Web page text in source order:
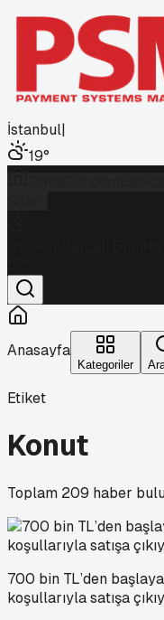
İstanbul|
19°
Anasayfa
Kategoriler
Etiket
Konut
Toplam 209 haber
700 bin TL’den
koşullarıyla satışa